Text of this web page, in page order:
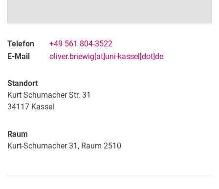
Telefon
+49 561 804-3522
E-Mail
oliver.briewig[at]uni-kassel[dot]de
Standort
Kurt Schumacher Str. 31
34117 Kassel
Raum
Kurt-Schumacher 31, Raum 2510